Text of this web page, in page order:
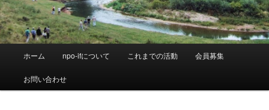
メ
ホーム npo-ifについて これまでの活動 会員募集
お問い合わせ